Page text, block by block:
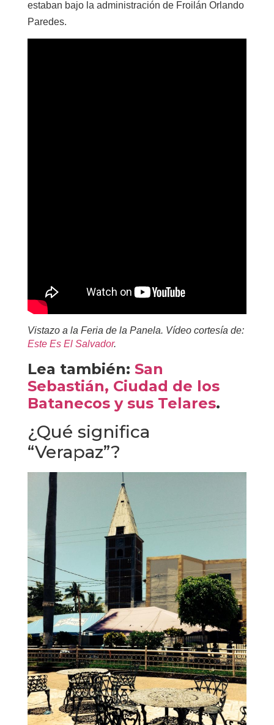
estaban bajo la administración de Froilán Orlando
Paredes.
Vistazo a la Feria de la Panela. Vídeo cortesía de:
Este Es El Salvador.
Lea también: San
Sebastián, Ciudad de los
Batanecos y sus Telares.
¿Qué significa
“Verapaz”?